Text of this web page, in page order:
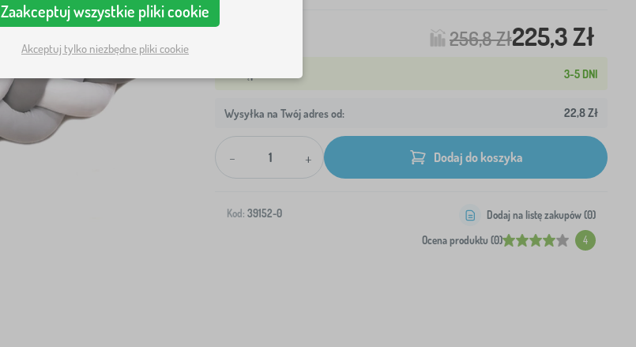
256,8 Zł225,3 Zł
3-5 DNI
Wysyłka na Twój adres od: 22,8 Zł
- + Dodaj do koszyka
Kod: 39152-0
Ocena produktu (0) 4
Dodaj na listę zakupów (0)
Zaakceptuj wszystkie pliki cookie
Akceptuj tylko niezbędne pliki cookie